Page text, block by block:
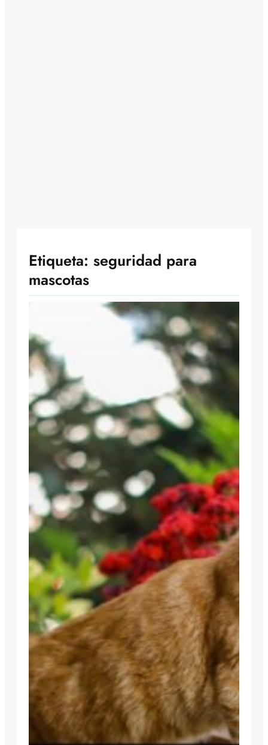
Etiqueta: seguridad para
mascotas